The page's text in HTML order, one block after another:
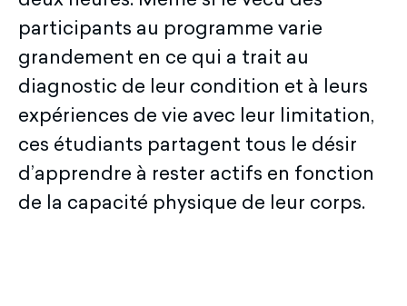
participants au programme varie
grandement en ce qui a trait au
diagnostic de leur condition et à leurs
expériences de vie avec leur limitation,
ces étudiants partagent tous le désir
d’apprendre à rester actifs en fonction
de la capacité physique de leur corps.